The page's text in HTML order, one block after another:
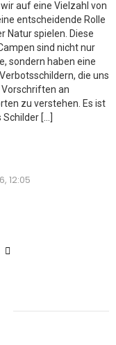
auf eine Vielzahl von
entscheidende Rolle
Natur spielen. Diese
sind nicht nur
sondern haben eine
die uns
an
zu verstehen. Es ist
[…]
12:05